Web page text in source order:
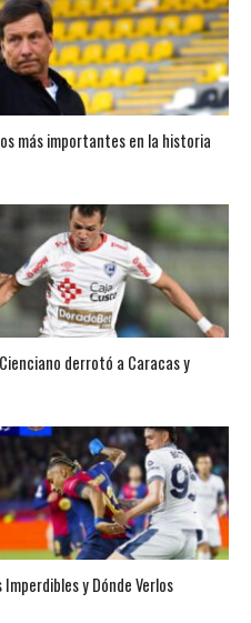
más importantes en la historia
derrotó a Caracas y
y Dónde Verlos